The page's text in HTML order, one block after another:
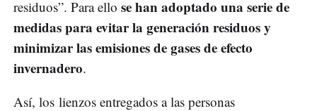
residuos”. Para ello se han adoptado una serie de
medidas para evitar la generación residuos y
minimizar las emisiones de gases de efecto
invernadero.
Así, los lienzos entregados a las personas